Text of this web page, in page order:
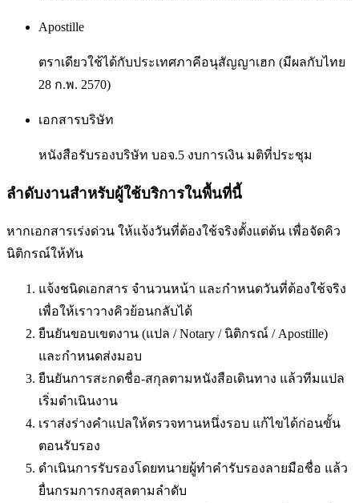
Apostille
ตราเดียวใช้ได้กับประเทศภาคีอนุสัญญาเฮก (มีผลกับไทย
28 ก.พ. 2570)
เอกสารบริษัท
หนังสือรับรองบริษัท บอจ.5 งบการเงิน มติที่ประชุม
ลำดับงานสำหรับผู้ใช้บริการในพื้นที่นี้
หากเอกสารเร่งด่วน ให้แจ้งวันที่ต้องใช้จริงตั้งแต่ต้น เพื่อจัดคิว
นิติกรณ์ให้ทัน
แจ้งชนิดเอกสาร จำนวนหน้า และกำหนดวันที่ต้องใช้จริง
เพื่อให้เราวางคิวย้อนกลับได้
ยืนยันขอบเขตงาน (แปล / Notary / นิติกรณ์ / Apostille)
และกำหนดส่งมอบ
ยืนยันการสะกดชื่อ-สกุลตามหนังสือเดินทาง แล้วทีมแปล
เริ่มดำเนินงาน
เราส่งร่างคำแปลให้ตรวจทานหนึ่งรอบ แก้ไขได้ก่อนขั้น
ตอนรับรอง
ดำเนินการรับรองโดยทนายผู้ทำคำรับรองลายมือชื่อ แล้ว
ยื่นกรมการกงสุลตามลำดับ